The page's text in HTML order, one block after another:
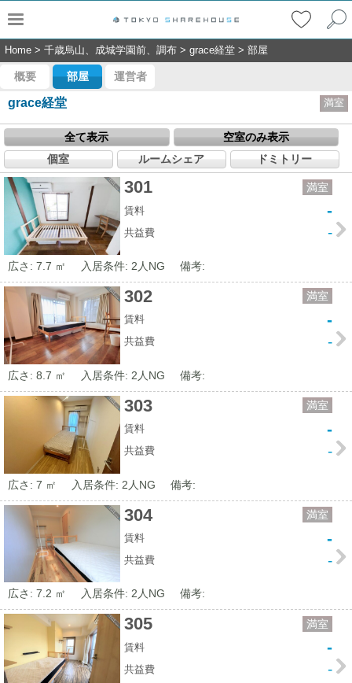
Home > 千歳烏山、成城学園前、調布 > grace経堂 > 部屋
概要 部屋 運営者
grace経堂 満室
全て表示
空室のみ表示
個室
ルームシェア ドミトリー
301 満室
賃料 -
共益費 -
広さ: 7.7 ㎡ 入居条件: 2人NG 備考:
302 満室
賃料 -
共益費 -
広さ: 8.7 ㎡ 入居条件: 2人NG 備考:
303 満室
賃料 -
共益費 -
広さ: 7 ㎡ 入居条件: 2人NG 備考:
304 満室
賃料 -
共益費 -
広さ: 7.2 ㎡ 入居条件: 2人NG 備考:
305 満室
賃料 -
共益費 -